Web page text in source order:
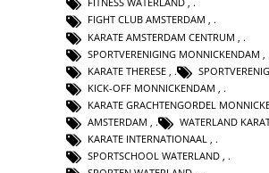
FIGHT CLUB AMSTERDAM ,
KARATE AMSTERDAM CENTRUM
SPORTVERENIGING MONNICKENDAM
KARATE THERESE
KICK-OFF MONNICKENDAM
KARATE GRACHTENGORDEL
AMSTERDAM
WATERLAND
KARATE INTERNATIONAAL
SPORTSCHOOL WATERLAND